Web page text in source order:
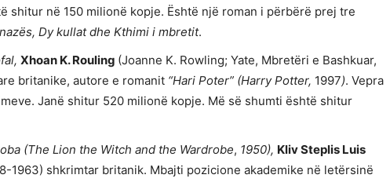
shitur në 150 milionë kopje. Është një roman i përbërë prej tre
Dy kullat dhe Kthimi i mbretit.
Xhoan K. Rouling (Joanne K. Rowling; Yate, Mbretëri e Bashkuar,
britanike, autore e romanit “Hari Poter” (Harry Potter, 1997). Vepra
Janë shitur 520 milionë kopje. Më së shumti është shitur
(The Lion the Witch and the Wardrobe, 1950), Kliv Steplis Luis
1963) shkrimtar britanik. Mbajti pozicione akademike në letërsinë